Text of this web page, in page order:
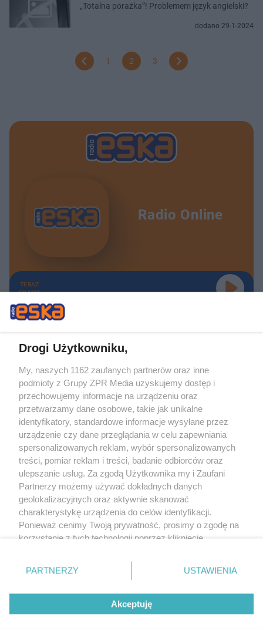
„Totalna porażka”! Problemem język angielski?
dodano 29-1-2024
1 2 3
Radio Online
TERAZ
GRAMY
Żaden utwór zamieszczony w serwisie nie może być powielany i
rozpowszechniany lub dalej rozpowszechniany w jakikolwiek sposób (w
tym także elektroniczny lub mechaniczny) na jakimkolwiek polu
eksploatacji w jakiejkolwiek formie, włącznie z umieszczaniem w Internecie
bez pisemnej zgody właściciela praw. Jakiekolwiek użycie lub
wykorzystanie utworów w całości lub w części z naruszeniem prawa, tzn.
bez właściwej zgody, jest zabronione pod groźbą kary i może być ścigane
prawnie.
O nas
Drogi Użytkowniku,
My, naszych 1162 zaufanych partnerów oraz inne
podmioty z Grupy ZPR Media uzyskujemy dostęp i
przechowujemy informacje na urządzeniu oraz
przetwarzamy dane osobowe, takie jak unikalne
identyfikatory, standardowe informacje wysyłane przez
urządzenie czy dane przeglądania w celu zapewniania
spersonalizowanych reklam, wybór spersonalizowanych
treści, pomiar reklam i treści, badanie odbiorców oraz
ulepszanie usług. Za zgodą Użytkownika my i Zaufani
Partnerzy możemy używać dokładnych danych
geolokalizacyjnych oraz aktywnie skanować
charakterystykę urządzenia do celów identyfikacji.
Ponieważ cenimy Twoją prywatność, prosimy o zgodę na
korzystanie z tych technologii poprzez kliknięcie
zmienić/wycofać klikając przycisk ustawień prywatności
znajdujący się w lewym dolnym rogu strony
rodzaje przetwarzania danych nie wymagają zgody
użytkownika, ale masz prawo sprzeciwić się takiemu
przetwarzaniu. Preferencje będą miały zastosowanie tylko
PARTNERZY USTAWIENIA
Akceptuję